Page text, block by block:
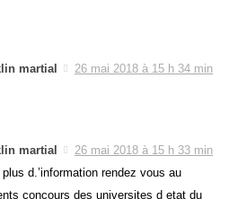
martial
26 mai 2018 à 15 h 34 min
martial
26 mai 2018 à 15 h 33 min
d.’information rendez vous au
concours des universites d etat du